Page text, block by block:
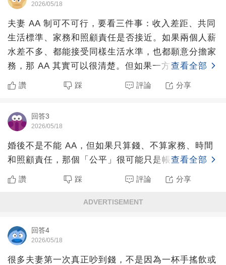
2026/05/18
夫妻 AA 制可不可行，要看三件事：收入差距、共同
生活標準、家務和照顧責任是否接近。如果兩個人薪
水差不多、都能接受同樣生活水準，也都願意分擔家
務，那 AA 其實可以很清楚。但如果一方薪水高很
多，卻要求
查看全部
讚 踩 評論 分享
回答3
2026/05/18
婚後不是不能 AA，但如果只算錢、不算家務、時間
和照顧責任，那個「公平」很可能只是帳面公平。
查看全部
讚 踩 評論 分享
ADVERTISEMENT
回答4
2026/05/18
很多夫妻第一次真正吵到錢，不是因為一杯手搖飲或